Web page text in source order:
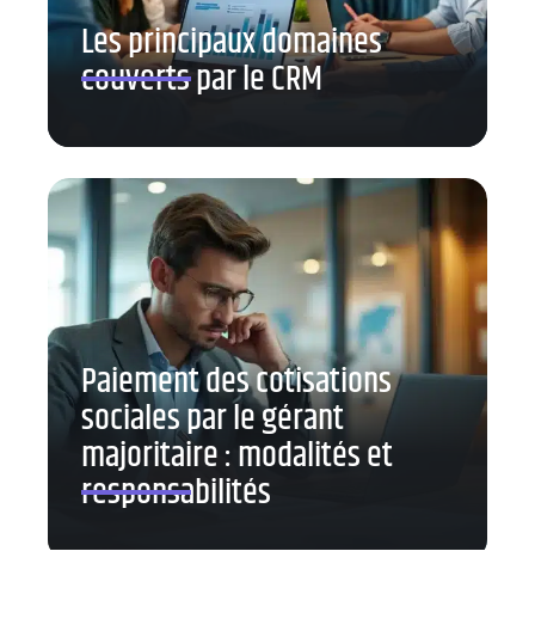
Les principaux domaines
couverts par le CRM
Paiement des cotisations
sociales par le gérant
majoritaire : modalités et
responsabilités